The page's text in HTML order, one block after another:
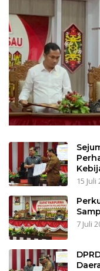
15 Juli
7 Juli